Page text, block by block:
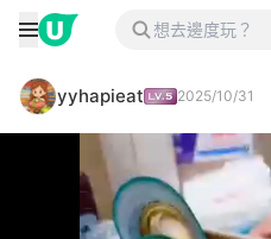
yyhapieat 2025/10/31